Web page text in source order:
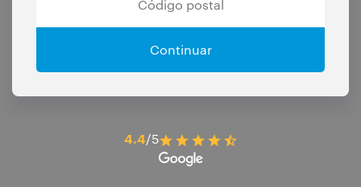
Continuar
4.4/5